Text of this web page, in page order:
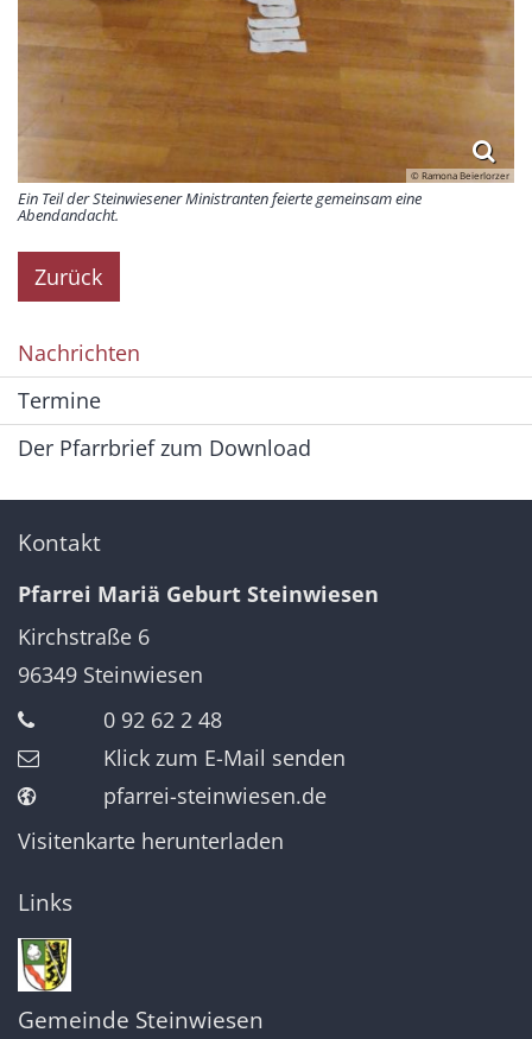
© Ramona Beierlorzer
Ein Teil der Steinwiesener Ministranten feierte gemeinsam eine
Abendandacht.
Zurück
Nachrichten
Termine
Der Pfarrbrief zum Download
Kontakt
Pfarrei Mariä Geburt Steinwiesen
Kirchstraße 6
96349 Steinwiesen
0 92 62 2 48
Klick zum E-Mail senden
pfarrei-steinwiesen.de
Visitenkarte herunterladen
Links
Gemeinde Steinwiesen